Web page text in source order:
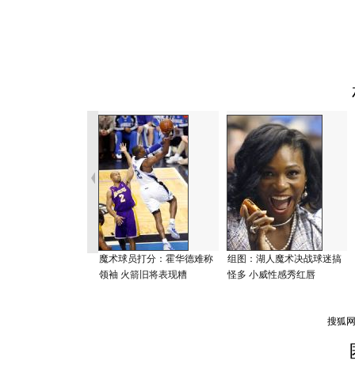
魔术球员打分：霍华德难称
领袖 火箭旧将表现糟
组图：湖人魔术决战球迷搞
怪多 小威性感秀红唇